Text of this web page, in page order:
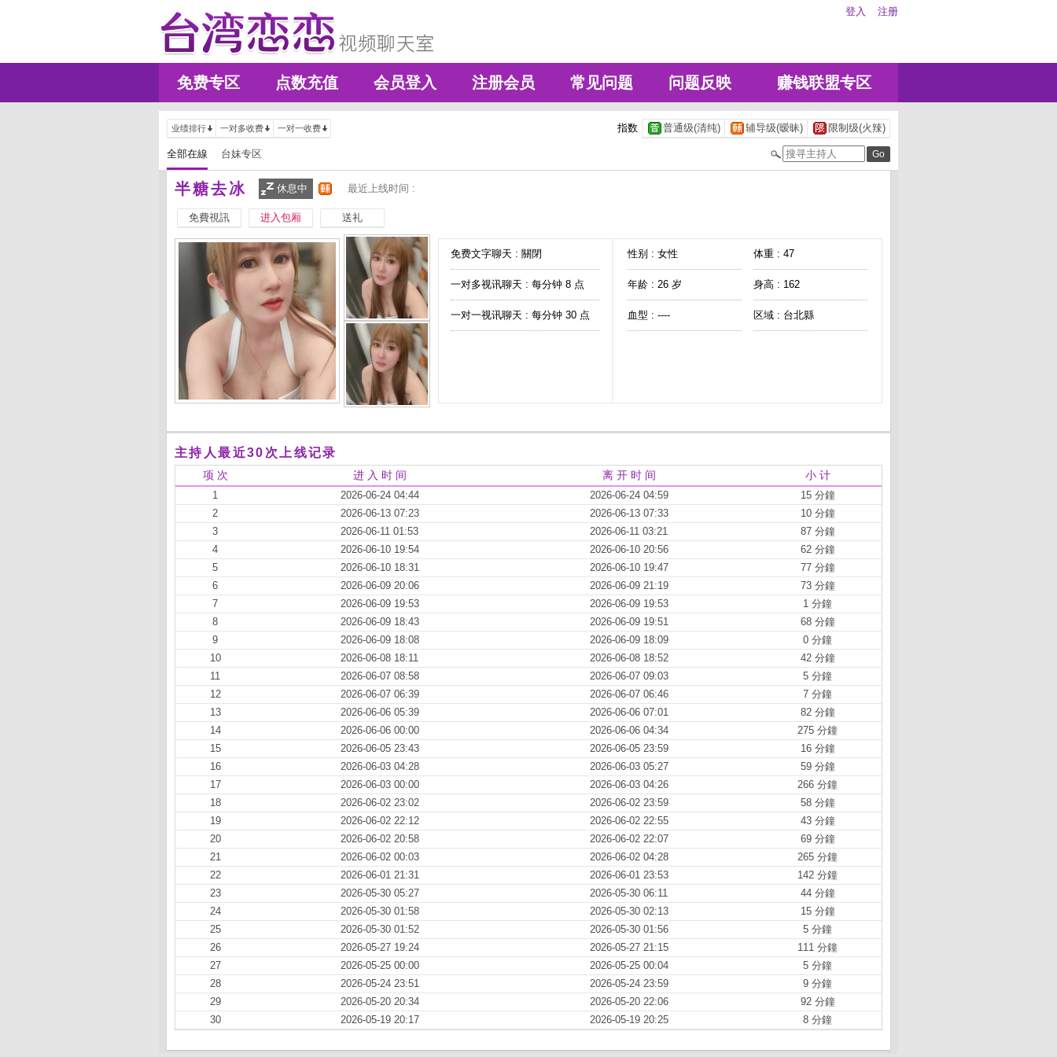
登入 注册
免费专区 点数充值 会员登入 注册会员 常见问题 问题反映 赚钱联盟专区
业绩排行 一对多收费 一对一收费 指数 普通级(清纯) 辅导级(暧昧) 限制级(火辣)
全部在線 台妹专区
半糖去冰 休息中 最近上线时间 :
免費視訊 进入包厢 送礼
免费文字聊天 : 關閉
一对多视讯聊天 : 每分钟 8 点
一对一视讯聊天 : 每分钟 30 点
性别 : 女性 体重 : 47
年龄 : 26 岁 身高 : 162
血型 : ---- 区域 : 台北縣
主持人最近30次上线记录
项 次 进 入 时 间 离 开 时 间 小 计
1 2026-06-24 04:44 2026-06-24 04:59
15 分鐘
2
2026-06-13 07:23 2026-06-13 07:33
10 分鐘
3
2026-06-11 01:53 2026-06-11 03:21
87 分鐘
4
2026-06-10 19:54 2026-06-10 20:56
62 分鐘
5
2026-06-10 18:31 2026-06-10 19:47
77 分鐘
6
2026-06-09 20:06 2026-06-09 21:19
73 分鐘
7
2026-06-09 19:53 2026-06-09 19:53
1 分鐘
8
2026-06-09 18:43 2026-06-09 19:51
68 分鐘
9
2026-06-09 18:08 2026-06-09 18:09
0 分鐘
10
2026-06-08 18:11 2026-06-08 18:52
42 分鐘
11
2026-06-07 08:58 2026-06-07 09:03
5 分鐘
12
2026-06-07 06:39 2026-06-07 06:46
7 分鐘
13
2026-06-06 05:39 2026-06-06 07:01
82 分鐘
14
2026-06-06 00:00 2026-06-06 04:34
275 分鐘
15
2026-06-05 23:43 2026-06-05 23:59
16 分鐘
16
2026-06-03 04:28 2026-06-03 05:27
59 分鐘
17
2026-06-03 00:00 2026-06-03 04:26
266 分鐘
18
2026-06-02 23:02 2026-06-02 23:59
58 分鐘
19
2026-06-02 22:12 2026-06-02 22:55
43 分鐘
20
2026-06-02 20:58 2026-06-02 22:07
69 分鐘
21
2026-06-02 00:03 2026-06-02 04:28
265 分鐘
22
2026-06-01 21:31 2026-06-01 23:53
142 分鐘
23
2026-05-30 05:27 2026-05-30 06:11
44 分鐘
24
2026-05-30 01:58 2026-05-30 02:13
15 分鐘
25
2026-05-30 01:52 2026-05-30 01:56
5 分鐘
26
2026-05-27 19:24 2026-05-27 21:15
111 分鐘
27
2026-05-25 00:00 2026-05-25 00:04
5 分鐘
28
2026-05-24 23:51 2026-05-24 23:59
9 分鐘
29
2026-05-20 20:34 2026-05-20 22:06
92 分鐘
30
2026-05-19 20:17 2026-05-19 20:25 8 分鐘